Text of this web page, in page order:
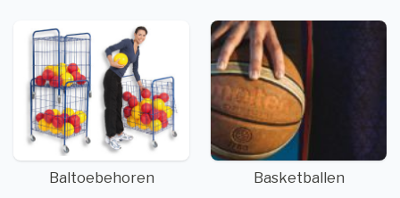
Baltoebehoren Basketballen